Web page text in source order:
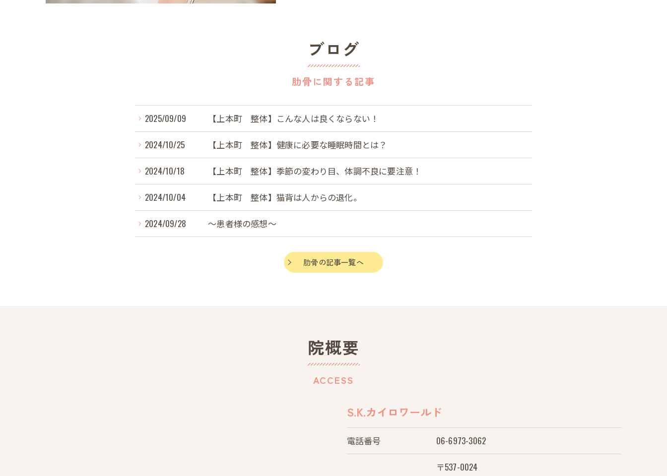
ブログ
肋骨に関する記事
2025/09/09 【上本町 整体】こんな人は良くならない！
2024/10/25 【上本町 整体】健康に必要な睡眠時間とは？
2024/10/18 【上本町 整体】季節の変わり目、体調不良に要注意！
2024/10/04 【上本町 整体】猫背は人からの退化。
2024/09/28 ～患者様の感想～
肋骨の記事一覧へ
院概要
ACCESS
S.K.カイロワールド
電話番号 06-6973-3062
〒537-0024